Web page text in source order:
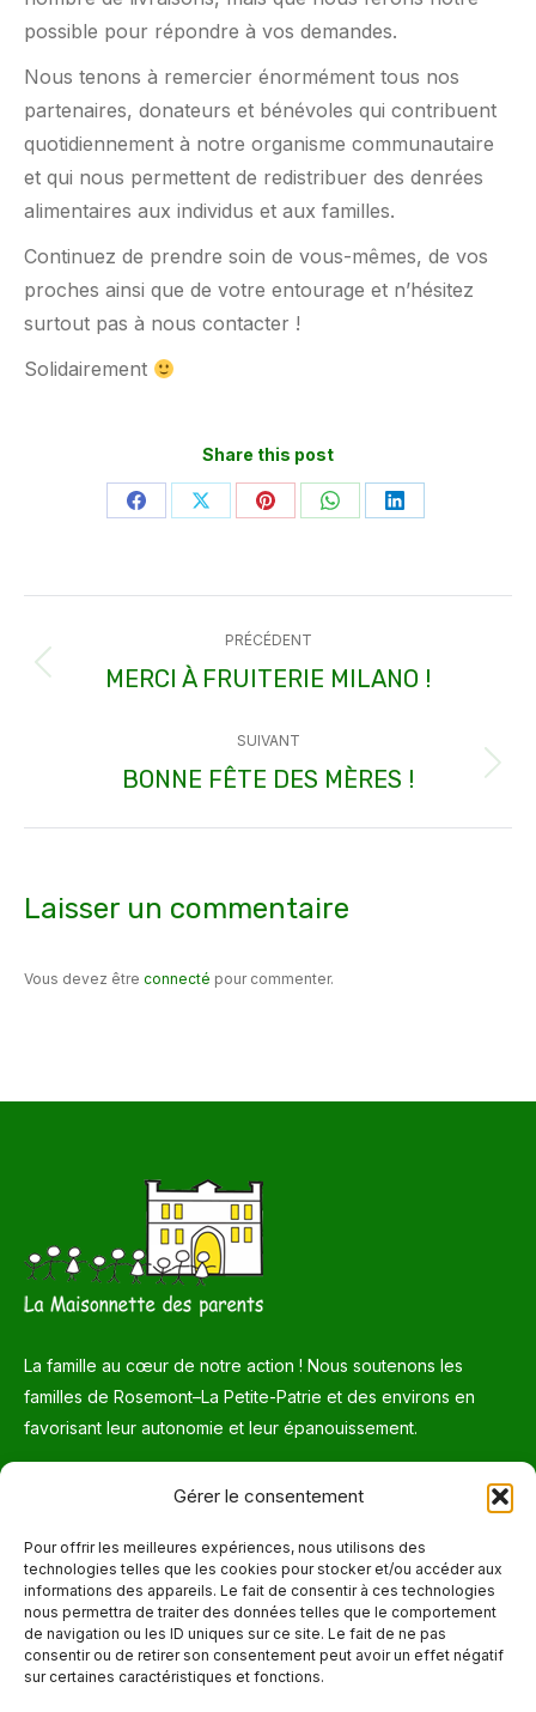
Gérer le consentement
Pour offrir les meilleures expériences, nous utilisons des
technologies telles que les cookies pour stocker et/ou accéder aux
informations des appareils. Le fait de consentir à ces technologies
nous permettra de traiter des données telles que le comportement
de navigation ou les ID uniques sur ce site. Le fait de ne pas
consentir ou de retirer son consentement peut avoir un effet négatif
sur certaines caractéristiques et fonctions.
possible pour répondre à vos demandes.
Nous tenons à remercier énormément tous nos
partenaires, donateurs et bénévoles qui contribuent
quotidiennement à notre organisme communautaire
et qui nous permettent de redistribuer des denrées
alimentaires aux individus et aux familles.
Continuez de prendre soin de vous-mêmes, de vos
proches ainsi que de votre entourage et n’hésitez
surtout pas à nous contacter !
Solidairement
Share this post
PartagerPartagerPartagerPartagerPartager
article
PRÉCÉDENT
Article
:
MERCI À FRUITERIE MILANO !
SUIVANT
Article
BONNE FÊTE DES MÈRES !
Laisser un commentaire
Vous devez être connecté pour commenter.
La famille au cœur de notre action ! Nous soutenons les
familles de Rosemont–La Petite-Patrie et des environs en
favorisant leur autonomie et leur épanouissement.
Courriel
info@maisonnettedesparents.org
Trouvez nous sur :